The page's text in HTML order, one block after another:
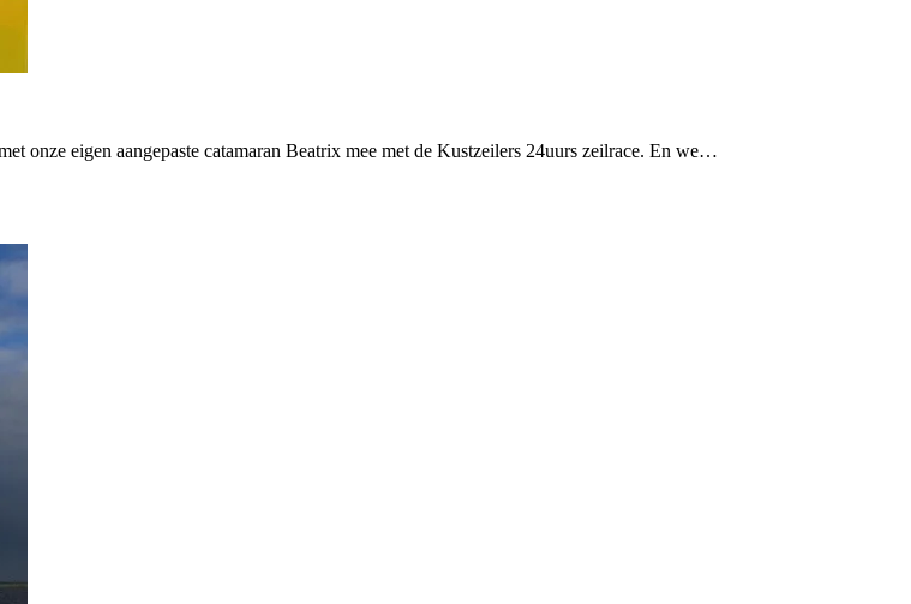
onze eigen aangepaste catamaran Beatrix mee met de Kustzeilers 24uurs zeilrace. En we…